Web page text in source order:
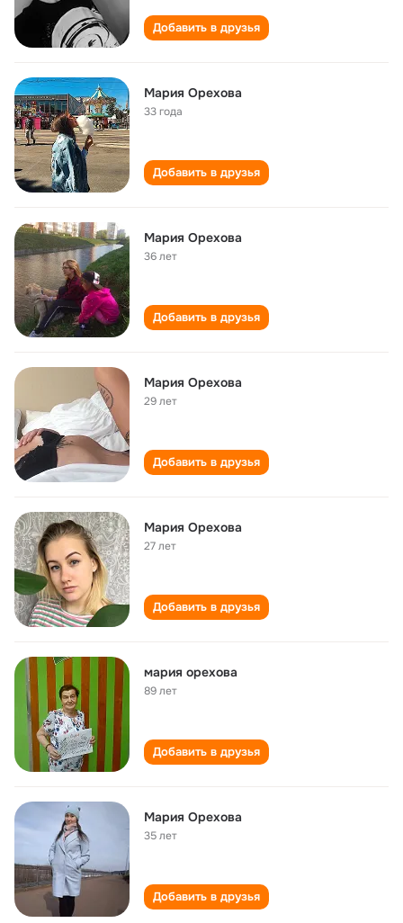
Добавить в друзья
Мария Орехова
33 года
Добавить в друзья
Мария Орехова
36 лет
Добавить в друзья
Мария Орехова
29 лет
Добавить в друзья
Мария Орехова
27 лет
Добавить в друзья
мария орехова
89 лет
Добавить в друзья
Мария Орехова
35 лет
Добавить в друзья